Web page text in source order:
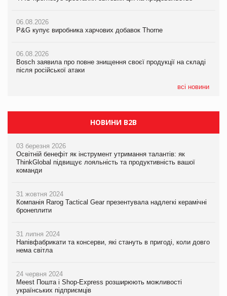
06.08.2026
P&G купує виробника харчових добавок Thorne
06.08.2026
Bosch заявила про повне знищення своєї продукції на складі
після російської атаки
всі новини
06.08.2026
P&G купує виробника харчових добавок Thorne
06.08.2026
Bosch заявила про повне знищення своєї продукції на складі
після російської атаки
06.08.2026
P&G купує виробника харчових добавок Thorne
06.08.2026
Bosch заявила про повне знищення своєї продукції на складі
після російської атаки
НОВИНИ B2B
03 березня 2026
Освітній бенефіт як інструмент утримання талантів: як
ThinkGlobal підвищує лояльність та продуктивність вашої
команди
31 жовтня 2024
Компанія Rarog Tactical Gear презентувала надлегкі керамічні
бронеплити
31 липня 2024
Напівфабрикати та консерви, які стануть в пригоді, коли довго
нема світла
24 червня 2024
Meest Пошта і Shop-Express розширюють можливості
українських підприємців